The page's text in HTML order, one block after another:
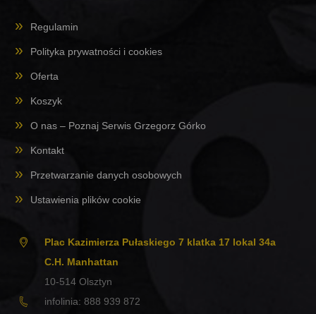
Regulamin
Polityka prywatności i cookies
Oferta
Koszyk
O nas – Poznaj Serwis Grzegorz Górko
Kontakt
Przetwarzanie danych osobowych
Ustawienia plików cookie
Plac Kazimierza Pułaskiego 7 klatka 17 lokal 34a
C.H. Manhattan
10-514 Olsztyn
infolinia: 888 939 872